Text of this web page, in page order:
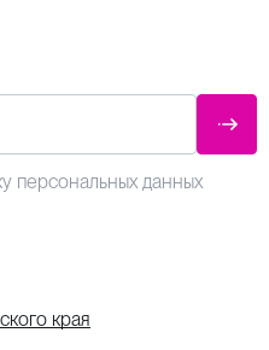
персональных данных
края